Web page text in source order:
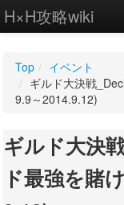
H×H攻略wiki
新規
設定
Top / イベント
/ ギルド大決戦
9.9～2014.9.12)
ギルド大決
ド最強を賭